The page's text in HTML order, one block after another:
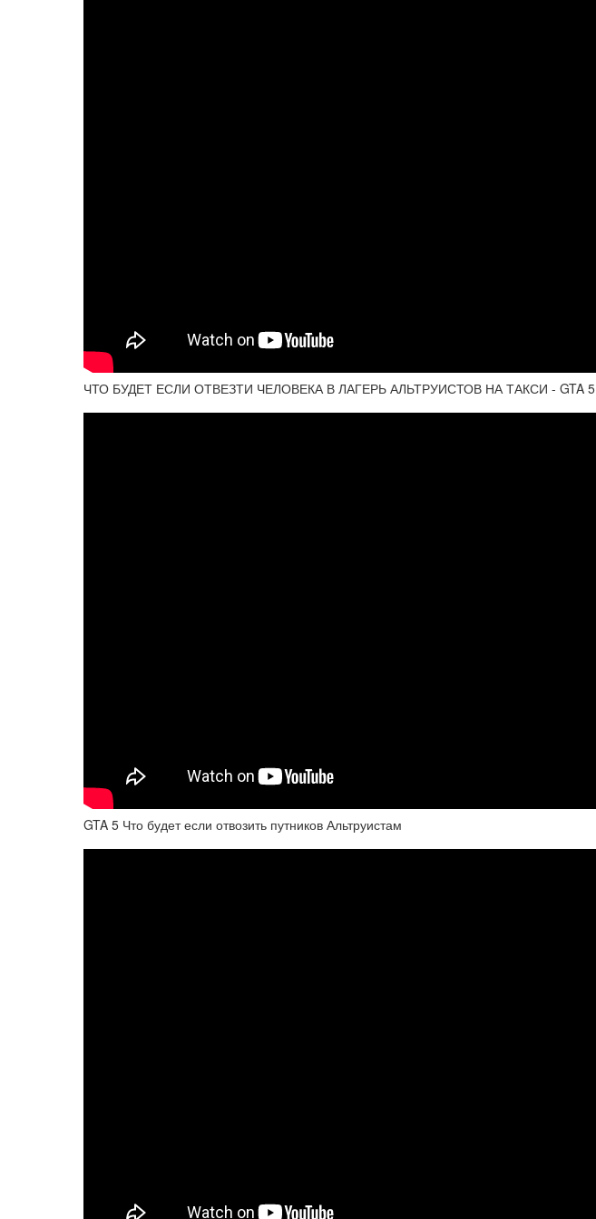
ЧТО БУДЕТ ЕСЛИ ОТВЕЗТИ ЧЕЛОВЕКА В ЛАГЕРЬ АЛЬТРУИСТОВ НА ТАКСИ - GTA 5
GTA 5 Что будет если отвозить путников Альтруистам